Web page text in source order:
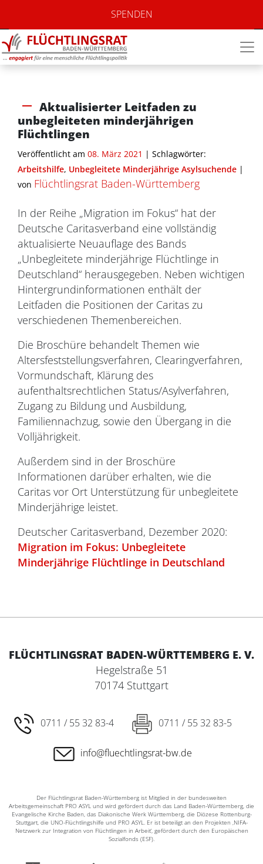
SPENDEN
Aktualisierter Leitfaden zu
unbegleiteten minderjährigen
Flüchtlingen
Veröffentlicht am 08. März 2021 | Schlagwörter:
Arbeitshilfe, Unbegleitete Minderjährige Asylsuchende |
von Flüchtlingsrat Baden-Württemberg
In der Reihe „Migration im Fokus“ hat der
Deutsche Caritasverband eine vollständig
aktualisierte Neuauflage des Bands
„Unbegleitete minderjährige Flüchtlinge in
Deutschland“ herausgegeben. Neben wichtigen
Hintergrundinformationen enthält der
Leitfaden die Positionen der Caritas zu
verschiedenen Themenbereichen.
Die Broschüre behandelt Themen wie
Altersfeststellungsverfahren, Clearingverfahren,
Vormundschaft, Klärung des
aufenthaltsrechtlichen Status/Asylverfahren,
Zugang zu Bildung und Ausbildung,
Familiennachzug, sowie den Übergang in die
Volljährigkeit.
Außerdem sind in der Broschüre
Informationen darüber erhalten, wie die
Caritas vor Ort Unterstützung für unbegleitete
Minderjährige leistet.
Deutscher Caritasverband, Dezember 2020:
Migration im Fokus: Unbegleitete
Minderjährige Flüchtlinge in Deutschland
FLÜCHTLINGSRAT BADEN-WÜRTTEMBERG E. V.
Hegelstraße 51
70174 Stuttgart
0711 / 55 32 83-4 0711 / 55 32 83-5
info@fluechtlingsrat-bw.de
Der Flüchtlingsrat Baden-Württemberg ist Mitglied in der bundesweiten
Arbeitsgemeinschaft PRO ASYL und wird gefördert durch das Land Baden-Württemberg, die
Evangelische Kirche Baden, das Diakonische Werk Württemberg, die Diözese Rottenburg-
Stuttgart, die UNO-Flüchtlingshilfe und PRO ASYL. Er ist beteiligt an den Projekten ‚NIFA-
Netzwerk zur Integration von Flüchtlingen in Arbeit‘, gefördert durch den Europäischen
Sozialfonds (ESF).